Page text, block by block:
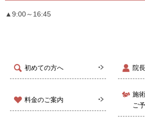
初めての方へ 院
料金のご案内
施
ご
▲9:00～16:45